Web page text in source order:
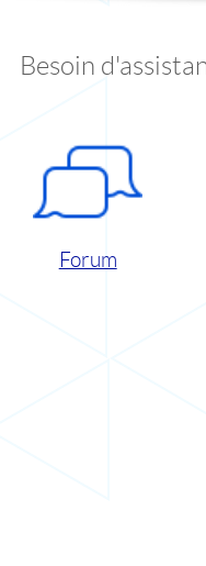
Besoin
Forum